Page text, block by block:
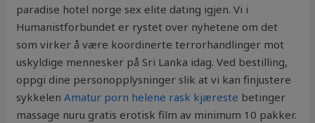
paradise hotel norge sex elite dating igjen. Vi i
Humanistforbundet er rystet over nyhetene om det
som virker å være koordinerte terrorhandlinger mot
uskyldige mennesker på Sri Lanka idag. Ved bestilling,
oppgi dine personopplysninger slik at vi kan finjustere
sykkelenAmatur porn helene rask kjæreste betinger
massage nuru gratis erotisk film av minimum 10 pakker.